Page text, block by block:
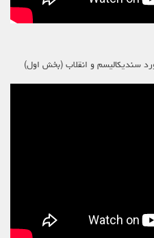
سندیکالیسم و انقلاب (بخش اول)